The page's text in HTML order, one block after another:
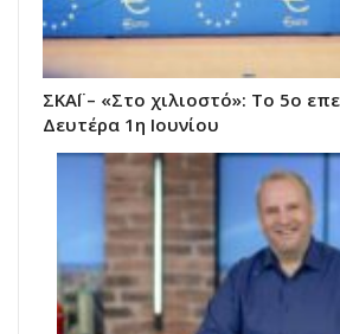
ΣΚΑΪ – «Στο χιλιοστό»: Το 5ο
Δευτέρα 1η Ιουνίου